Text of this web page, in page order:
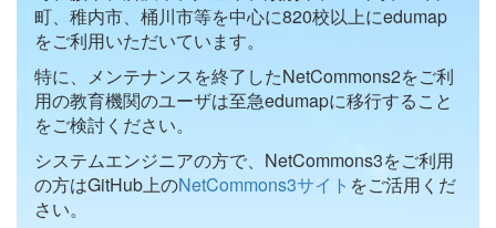
町、稚内市、桶川市等を中心に820校以上にedumap
をご利用いただいています。
特に、メンテナンスを終了したNetCommons2をご利
用の教育機関のユーザは至急edumapに移行すること
をご検討ください。
システムエンジニアの方で、NetCommons3をご利用
の方はGitHub上のNetCommons3サイト をご活用くだ
さい。